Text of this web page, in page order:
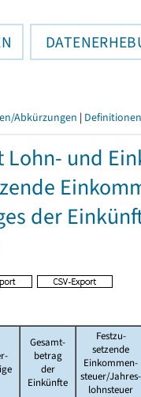
Abkürzungen | Definitionen
Lohn- und
der
Gesamt-
betrag
der
Einkünfte
Festzu-
setzende
Einkommen-
steuer/Jahres-
lohnsteuer